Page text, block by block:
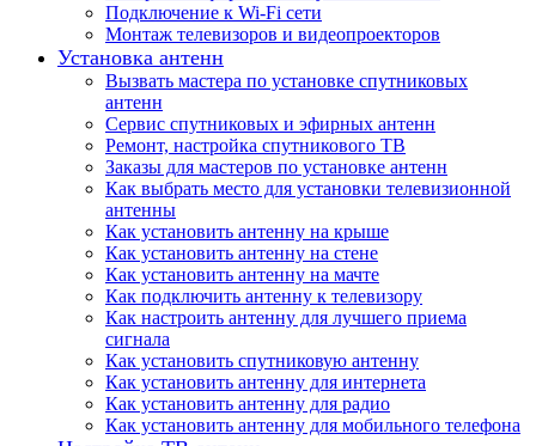
Подключение к Wi-Fi сети
Монтаж телевизоров и видеопроекторов
Установка антенн
Вызвать мастера по установке спутниковых
антенн
Сервис спутниковых и эфирных антенн
Ремонт, настройка спутникового ТВ
Заказы для мастеров по установке антенн
Как выбрать место для установки телевизионной
антенны
Как установить антенну на крыше
Как установить антенну на стене
Как установить антенну на мачте
Как подключить антенну к телевизору
Как настроить антенну для лучшего приема
сигнала
Как установить спутниковую антенну
Как установить антенну для интернета
Как установить антенну для радио
Как установить антенну для мобильного телефона